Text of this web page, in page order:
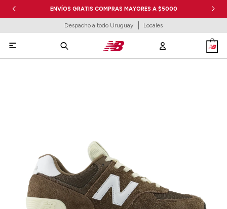
ENVÍOS GRATIS COMPRAS MAYORES A $5000
Despacho a todo Uruguay Locales
